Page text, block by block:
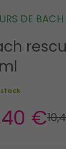
DE
stock
€10